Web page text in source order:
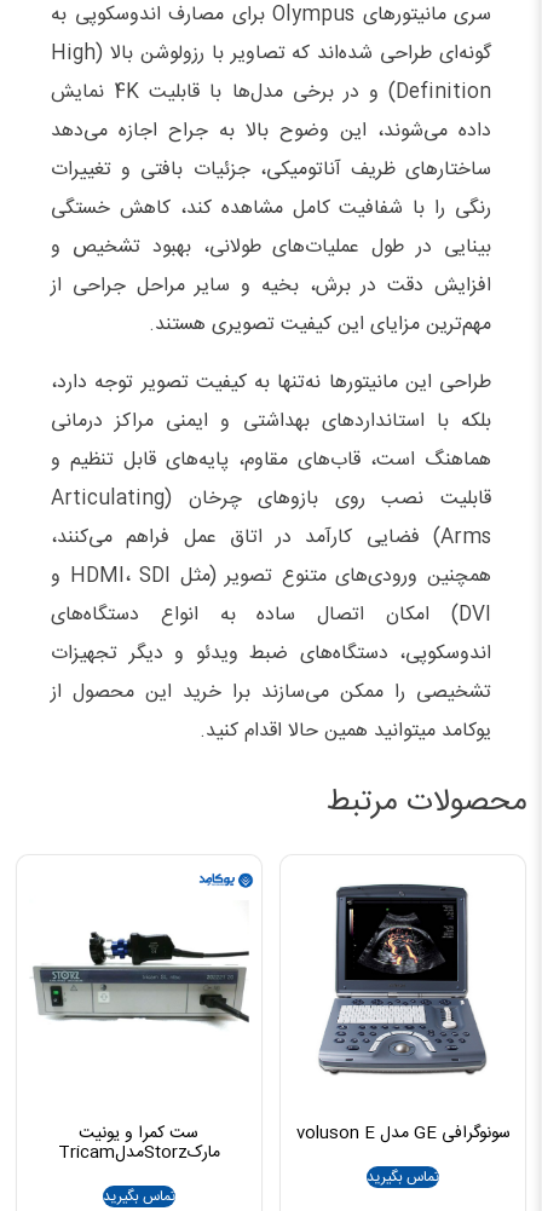
سری مانیتورهای Olympus برای مصارف اندوسکوپی به‌
گونه‌ای طراحی شده‌اند که تصاویر با رزولوشن بالا (High
Definition) و در برخی مدل‌ها با قابلیت 4K نمایش
داده می‌شوند، این وضوح بالا به جراح اجازه می‌دهد
ساختارهای ظریف آناتومیکی، جزئیات بافتی و تغییرات
رنگی را با شفافیت کامل مشاهده کند، کاهش خستگی
بینایی در طول عملیات‌های طولانی، بهبود تشخیص و
افزایش دقت در برش، بخیه و سایر مراحل جراحی از
مهم‌ترین مزایای این کیفیت تصویری هستند.
طراحی این مانیتورها نه‌تنها به کیفیت تصویر توجه دارد،
بلکه با استانداردهای بهداشتی و ایمنی مراکز درمانی
هماهنگ است، قاب‌های مقاوم، پایه‌های قابل‌ تنظیم و
قابلیت نصب روی بازوهای چرخان (Articulating
Arms) فضایی کارآمد در اتاق عمل فراهم می‌کنند،
همچنین ورودی‌های متنوع تصویر (مثل HDMI، SDI و
DVI) امکان اتصال ساده به انواع دستگاه‌های
اندوسکوپی، دستگاه‌های ضبط ویدئو و دیگر تجهیزات
تشخیصی را ممکن می‌سازند برا خرید این محصول از
یوکامد میتوانید همین حالا اقدام کنید.
محصولات مرتبط
سونوگرافی GE مدل voluson E
تماس بگیرید
ست کمرا و یونیت
مارکStorzمدلTricam
تماس بگیرید